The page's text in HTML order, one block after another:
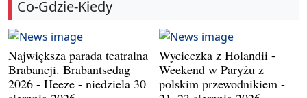
Co-Gdzie-Kiedy
Największa parada teatralna
Brabancji. Brabantsedag
2026 - Heeze - niedziela 30
Wycieczka z Holandii -
Weekend w Paryżu z
polskim przewodnikiem -